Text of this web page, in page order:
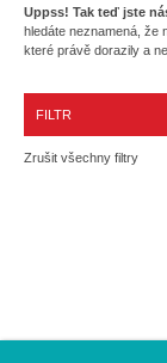
Uppss! Tak teď jste
hledáte neznamená, že
které právě dorazily a
FILTR
Zrušit všechny filtry